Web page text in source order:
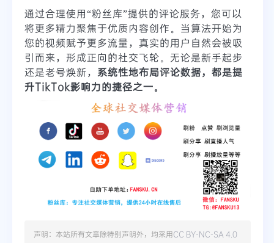
通过合理使用“粉丝库”提供的评论服务，您可以
将更多精力聚焦于优质内容创作。当算法开始为
您的视频赋予更多流量，真实的用户自然会被吸
引而来，形成正向的社交飞轮。无论是新手起步
还是老号焕新， 系统性地布局评论数据，都是提
升TikTok影响力的捷径之一。
声明：本站所有文章除特别声明外，均采用CC BY-NC-SA 4.0